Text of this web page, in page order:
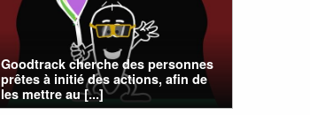
Goodtrack cherche des personnes
prêtes à initié des actions, afin de
les mettre au [...]